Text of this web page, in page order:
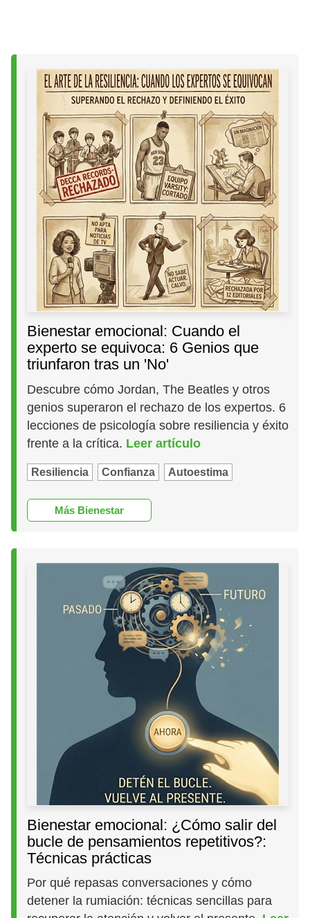
Bienestar emocional: Cuando el
experto se equivoca: 6 Genios que
triunfaron tras un 'No'
Descubre cómo Jordan, The Beatles y otros
genios superaron el rechazo de los expertos. 6
lecciones de psicología sobre resiliencia y éxito
frente a la crítica. Leer artículo
Resiliencia Confianza Autoestima
Más Bienestar
Bienestar emocional: ¿Cómo salir del
bucle de pensamientos repetitivos?:
Técnicas prácticas
Por qué repasas conversaciones y cómo
detener la rumiación: técnicas sencillas para